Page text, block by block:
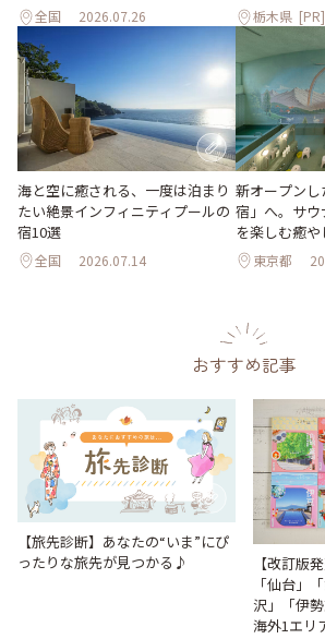
全国 2026.07.26 栃木県 [PR]
海と空に癒される、一度は泊まり
たい絶景インフィニティプールの
宿10選
全国 2026.07.14
新オープン
宿」へ。サ
を楽しむ癒
東京都
おすすめ記事
【旅先診断】あなたの“いま”にぴ
ったりな旅先が見つかる♪
【改訂版
「仙台」
沢」「伊
海外1エリ